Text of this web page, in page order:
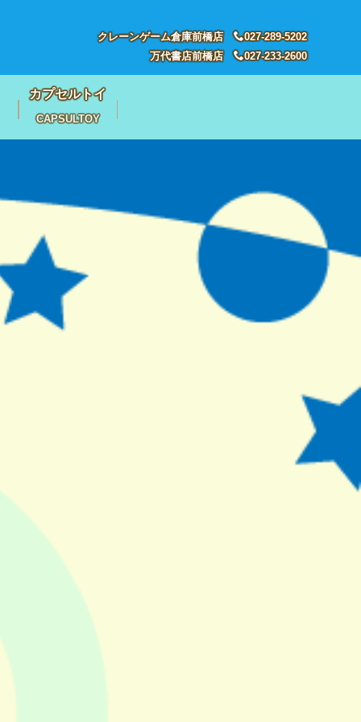
クレーンゲーム倉庫前橋店
027-289-5202
万代書店前橋店
027-233-2600
カプセルトイ
CAPSULTOY